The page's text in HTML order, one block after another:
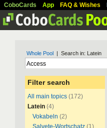
CoboCards App FAQ & Wishes
Whole Pool | Search in: Latein
Filter search
All main topics (172)
Latein (4)
Vokabeln (2)
Salvete-Wortschatz (1)